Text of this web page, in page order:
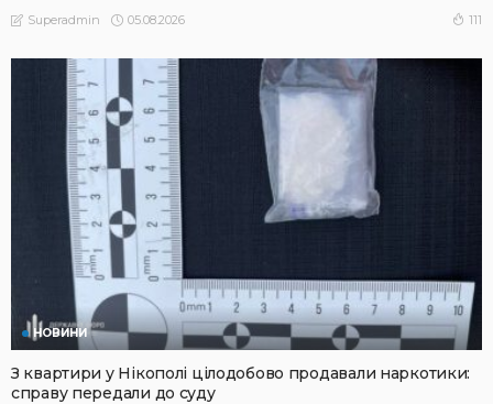
Superadmin 05.08.2026 111
НОВИНИ
З квартири у Нікополі цілодобово продавали наркотики:
справу передали до суду